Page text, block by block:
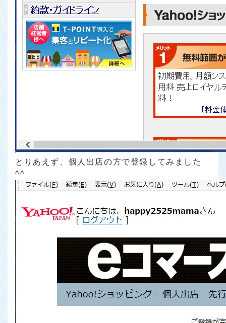
とりあえず、個人出店の方で登録してみました
^^